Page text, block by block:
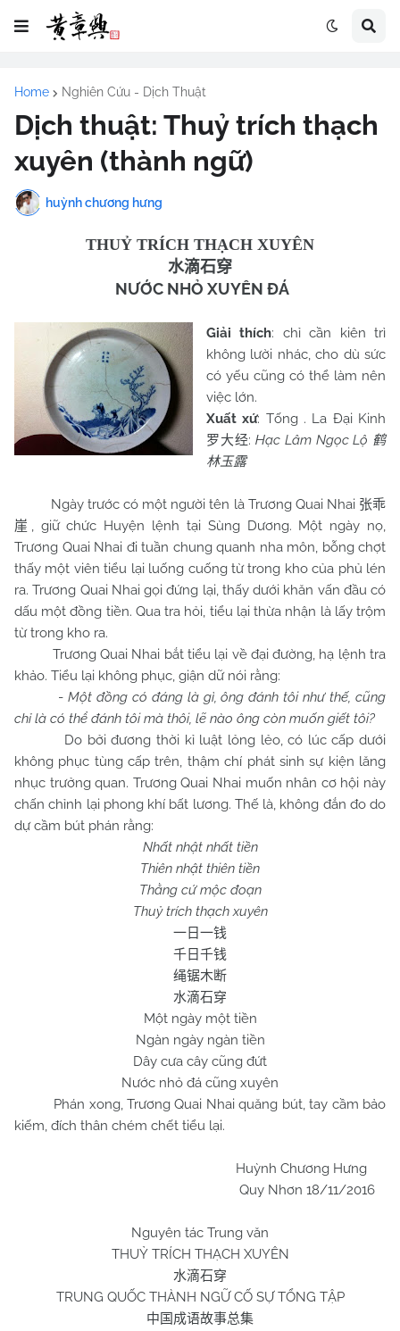
Home Nghiên Cứu - Dịch Thuật
Dịch thuật: Thuỷ trích thạch
xuyên (thành ngữ)
huỳnh chương hưng
THUỶ TRÍCH THẠCH XUYÊN
水滴石穿
NƯỚC NHỎ XUYÊN ĐÁ
Giải thích: chỉ cần kiên trì
không lười nhác, cho dù sức
có yếu cũng có thể làm nên
việc lớn.
Xuất xứ: Tống . La Đại Kinh
罗大经: Hạc Lâm Ngọc Lộ 鹤
林玉露
Ngày trước có một người tên là Trương Quai Nhai 张乖
崖 , giữ chức Huyện lệnh tại Sùng Dương. Một ngày nọ,
Trương Quai Nhai đi tuần chung quanh nha môn, bỗng chợt
thấy một viên tiểu lại luống cuống từ trong kho của phủ lén
ra. Trương Quai Nhai gọi đứng lại, thấy dưới khăn vấn đầu có
dấu một đồng tiền. Qua tra hỏi, tiểu lại thừa nhận là lấy trộm
từ trong kho ra.
Trương Quai Nhai bắt tiểu lại về đại đường, hạ lệnh tra
khảo. Tiểu lại không phục, giận dữ nói rằng:
- Một đồng có đáng là gì, ông đánh tôi như thế, cũng
chỉ là có thể đánh tôi mà thôi, lẽ nào ông còn muốn giết tôi?
Do bởi đương thời kỉ luật lỏng lẻo, có lúc cấp dưới
không phục tùng cấp trên, thậm chí phát sinh sự kiện lăng
nhục trưởng quan. Trương Quai Nhai muốn nhân cơ hội này
chấn chỉnh lại phong khí bất lương. Thế là, không đắn đo do
dự cầm bút phán rằng:
Nhất nhật nhất tiền
Thiên nhật thiên tiền
Thằng cứ mộc đoạn
Thuỷ trích thạch xuyên
一日一钱
千日千钱
绳锯木断
水滴石穿
Một ngày một tiền
Ngàn ngày ngàn tiền
Dây cưa cây cũng đứt
Nước nhỏ đá cũng xuyên
Phán xong, Trương Quai Nhai quăng bút, tay cầm bảo
kiếm, đích thân chém chết tiểu lại.
Huỳnh Chương Hưng
Quy Nhơn 18/11/2016
Nguyên tác Trung văn
THUỶ TRÍCH THẠCH XUYÊN
水滴石穿
TRUNG QUỐC THÀNH NGỮ CỐ SỰ TỔNG TẬP
中国成语故事总集